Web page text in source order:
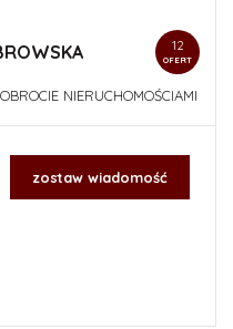
12
OFERT
NIERUCHOMOŚCIAMI
zostaw wiadomość